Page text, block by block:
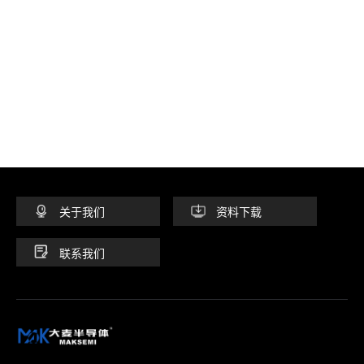
关于我们 资料下载
联系我们